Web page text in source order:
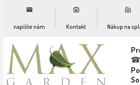
napíšte nám Kontakt Nákup na
☎